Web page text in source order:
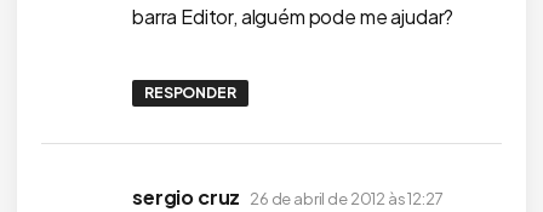
barra Editor, alguém pode me ajudar?
RESPONDER
sergio cruz disse:
26 de abril de 2012 às 12:27